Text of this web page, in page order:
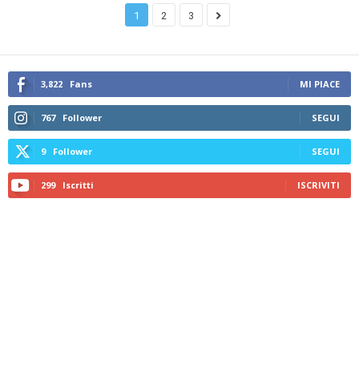
1 2 3
3,822 Fans MI PIACE
767 Follower SEGUI
9 Follower SEGUI
299 Iscritti ISCRIVITI